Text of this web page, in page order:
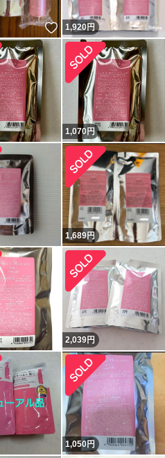
いいね！
1,920円
1,070円
1,689円
2,039円
1,050円